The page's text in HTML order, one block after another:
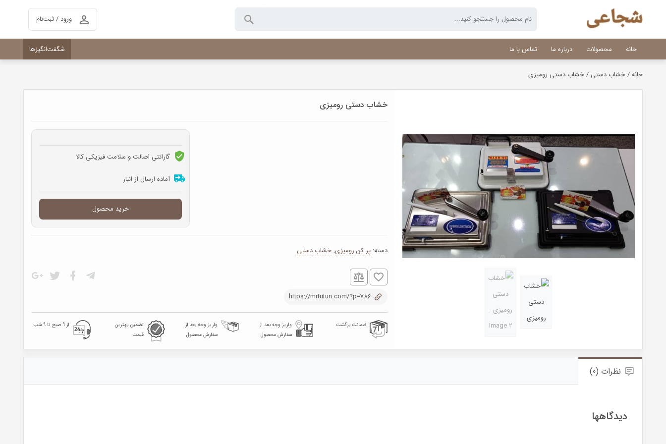
ورود / ثبت‌نام
خانه محصولات درباره ما تماس با ما شگفت‌انگیزها
خانه/خشاب دستی / خشاب دستی رومیزی
خشاب دستی رومیزی
گارانتی اصالت و سلامت فیزیکی کالا
آماده ارسال از انبار
خرید محصول
دسته:پر کن رومیزی,خشاب دستی
https://mrtutun.com/?p=786
ضمانت برگشت
واریز وجه بعد از
سفارش محصول
واریز وجه بعد از
سفارش محصول
تضمین بهترین
قیمت
از 9 صبح تا 9 شب
نظرات (0)
دیدگاهها